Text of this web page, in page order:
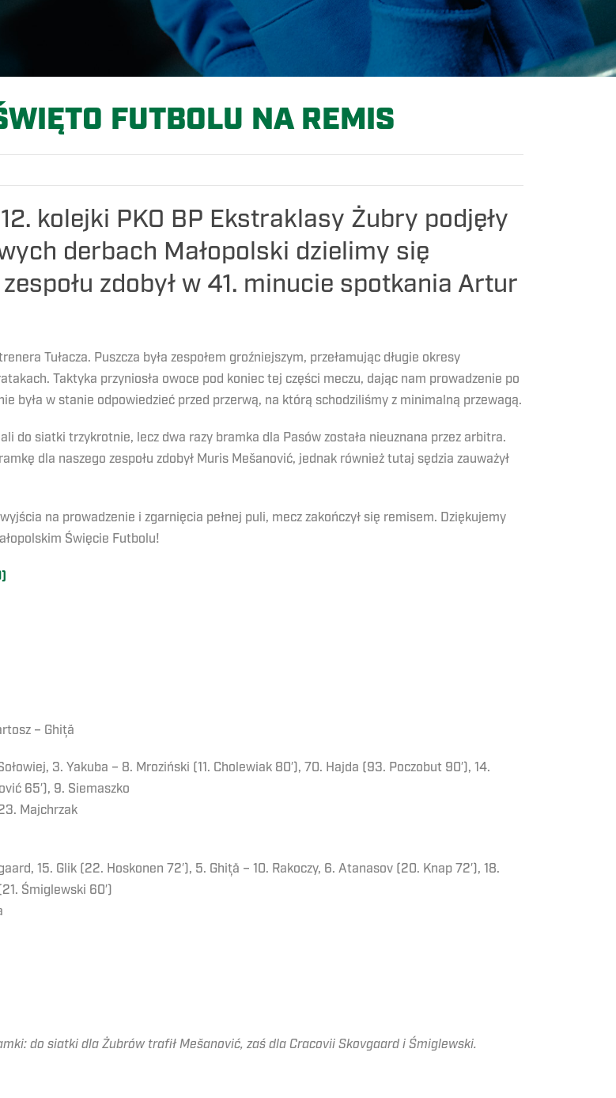
FUTBOLU NA REMIS
kolejki PKO BP Ekstraklasy Żubry podjęły
derbach Małopolski dzielimy się
zdobył w 41. minucie spotkania Artur
Tułacza. Puszcza była zespołem groźniejszym, przełamując długie okresy
Taktyka przyniosła owoce pod koniec tej części meczu, dając nam prowadzenie po
była w stanie odpowiedzieć przed przerwą, na którą schodziliśmy z minimalną przewagą.
do siatki trzykrotnie, lecz dwa razy bramka dla Pasów została nieuznana przez arbitra.
dla naszego zespołu zdobył Muris Mešanović, jednak również tutaj sędzia zauważył
na prowadzenie i zgarnięcia pełnej puli, mecz zakończył się remisem. Dziękujemy
Święcie Futbolu!
– Ghiță
3. Yakuba – 8. Mroziński (11. Cholewiak 80′), 70. Hajda (93. Poczobut 90′), 14.
65′), 9. Siemaszko
Majchrzak
15. Glik (22. Hoskonen 72′), 5. Ghiță – 10. Rakoczy, 6. Atanasov (20. Knap 72′), 18.
Śmiglewski 60′)
do siatki dla Żubrów trafił Mešanović, zaś dla Cracovii Skovgaard i Śmiglewski.